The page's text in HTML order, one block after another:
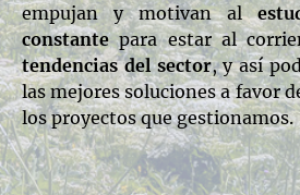
empujan y motivan al
constantepara estar al
tendencias del sector, y así
las mejores soluciones a favor
los proyectos que gestionamos.